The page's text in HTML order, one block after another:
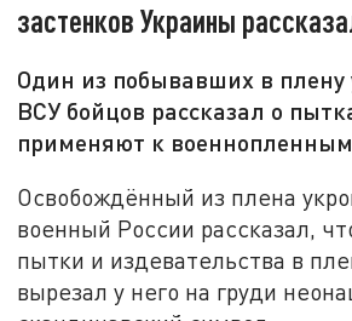
застенков Украины
Один из побывавших в плену
ВСУ бойцов рассказал о
применяют к
Освобождённый из плена
военный России рассказал,
пытки и издевательства в
вырезал у него на груди